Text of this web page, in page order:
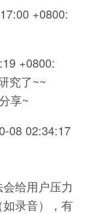
+0800:
+0800:
究了~~
享~
08 02:34:17
给用户压力
如录音），有